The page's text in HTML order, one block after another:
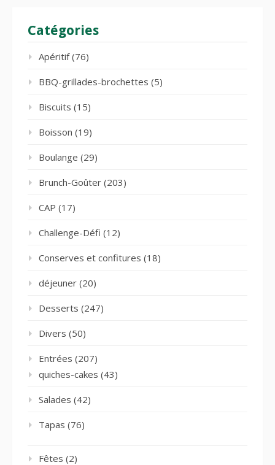
Catégories
Apéritif(76)
BBQ-grillades-brochettes (5)
Biscuits (15)
Boisson (19)
Boulange (29)
Brunch-Goûter (203)
CAP (17)
Challenge-Défi (12)
Conserves et confitures (18)
déjeuner (20)
Desserts (247)
Divers (50)
Entrées (207)
quiches-cakes (43)
Salades (42)
Tapas (76)
Fêtes (2)